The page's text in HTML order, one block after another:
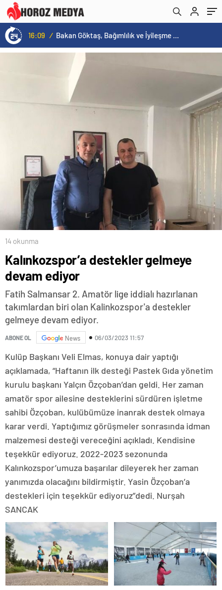
16:09 / Bakan Göktaş, Bağımlılık ve İyileşme Konulu Kadın Forumu’nda konuştu:
14 okunma
Kalınkozspor’a destekler gelmeye
devam ediyor
Fatih Salmansar 2. Amatör lige iddialı hazırlanan
takımlardan biri olan Kalinkozspor'a destekler
gelmeye devam ediyor.
ABONE OL News 06/03/2023 11:57
Kulüp Başkanı Veli Elmas, konuya dair yaptığı
açıklamada, “Haftanın ilk desteği Pastek Gıda yönetim
kurulu başkanı Yalçın Özçoban’dan geldi. Her zaman
amatör spor ailesine desteklerini sürdüren işletme
sahibi Özçoban, kulübümüze inanrak destek olmaya
karar verdi. Yaptığımız görüşmeler sonrasında idman
malzemesi desteği vereceğini açıkladı. Kendisine
teşekkür ediyoruz. 2022-2023 sezonunda
Kalınkozspor’umuza başarılar dileyerek her zaman
yanımızda olacağını bildirmiştir. Yasin Özçoban’a
destekleri için teşekkür ediyoruz”dedi. Nurşah
SANCAK